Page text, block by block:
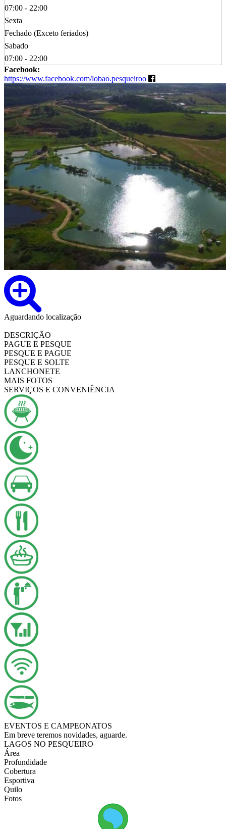
07:00 - 22:00
Sexta
Fechado (Exceto feriados)
Sabado
07:00 - 22:00
Facebook:
https://www.facebook.com/lobao.pesqueiroo
Aguardando localização
DESCRIÇÃO
PAGUE E PESQUE
PESQUE E PAGUE
PESQUE E SOLTE
LANCHONETE
MAIS FOTOS
SERVIÇOS E CONVENIÊNCIA
EVENTOS E CAMPEONATOS
Em breve teremos novidades, aguarde.
LAGOS NO PESQUEIRO
Área
Profundidade
Cobertura
Esportiva
Quilo
Fotos